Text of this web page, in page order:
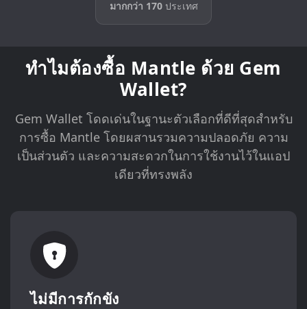
มากกว่า 170ประเทศ
ทำไมต้องซื้อ Mantle ด้วย Gem
Wallet?
Gem Wallet โดดเด่นในฐานะตัวเลือกที่ดีที่สุดสำหรับ
การซื้อ Mantle โดยผสานรวมความปลอดภัย ความ
เป็นส่วนตัว และความสะดวกในการใช้งานไว้ในแอป
เดียวที่ทรงพลัง
ไม่มีการกักขัง